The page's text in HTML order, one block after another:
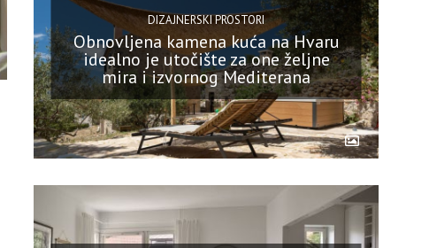
DIZAJNERSKI PROSTORI
Obnovljena kamena kuća na Hvaru
idealno je utočište za one željne
mira i izvornog Mediterana